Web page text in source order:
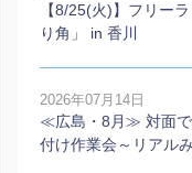
【8/25(火)】フリー
り角」 in 香川
2026年07月14日
≪広島・8月≫ 対面で
付け作業会～リアル